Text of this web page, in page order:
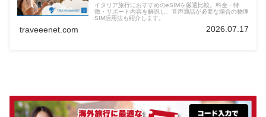
イタリア旅行におすすめのeSIMを厳選比較。料金・特
徴・サポート内容を解説し、音声通話が必要な場合の物理
SIM活用法も紹介します。
traveeenet.com 2026.07.17